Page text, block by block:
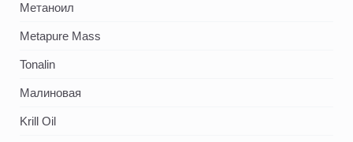
Метаноил
Metapure Mass
Tonalin
Малиновая
Krill Oil